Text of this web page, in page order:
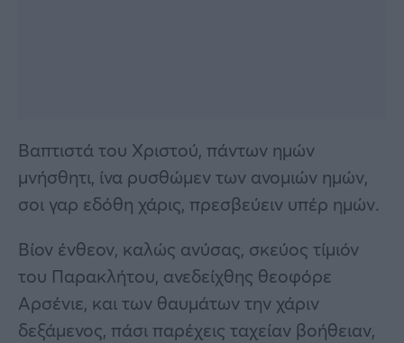
Βαπτιστά του Χριστού, πάντων ημών
μνήσθητι, ίνα ρυσθώμεν των ανομιών ημών,
σοι γαρ εδόθη χάρις, πρεσβεύειν υπέρ ημών.
Βίον ένθεον, καλώς ανύσας, σκεύος τίμιόν
του Παρακλήτου, ανεδείχθης θεοφόρε
Αρσένιε, και των θαυμάτων την χάριν
δεξάμενος, πάσι παρέχεις ταχείαν βοήθειαν,